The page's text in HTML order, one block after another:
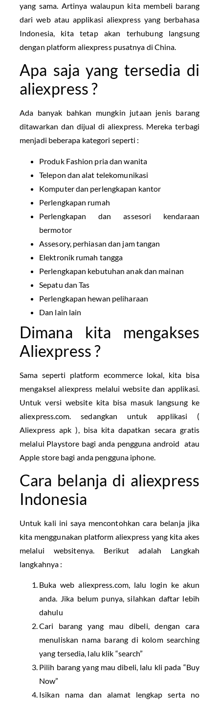
yang sama. Artinya walaupun kita membeli barang
dari web atau applikasi aliexpress yang berbahasa
Indonesia, kita tetap akan terhubung langsung
dengan platform aliexpress pusatnya di China.
Apa saja yang tersedia di
aliexpress ?
Ada banyak bahkan mungkin jutaan jenis barang
ditawarkan dan dijual di aliexpress. Mereka terbagi
menjadi beberapa kategori seperti :
Produk Fashion pria dan wanita
Telepon dan alat telekomunikasi
Komputer dan perlengkapan kantor
Perlengkapan rumah
Perlengkapan dan assesori kendaraan
bermotor
Assesory, perhiasan dan jam tangan
Elektronik rumah tangga
Perlengkapan kebutuhan anak dan mainan
Sepatu dan Tas
Perlengkapan hewan peliharaan
Dan lain lain
Dimana kita mengakses
Aliexpress ?
Sama seperti platform ecommerce lokal, kita bisa
mengaksel aliexpress melalui website dan applikasi.
Untuk versi website kita bisa masuk langsung ke
aliexpress.com. sedangkan untuk applikasi (
Aliexpress apk ), bisa kita dapatkan secara gratis
melalui Playstore bagi anda pengguna android atau
Apple store bagi anda pengguna iphone.
Cara belanja di aliexpress
Indonesia
Untuk kali ini saya mencontohkan cara belanja jika
kita menggunakan platform aliexpress yang kita akes
melalui websitenya. Berikut adalah Langkah
langkahnya :
Buka web aliexpress.com, lalu login ke akun
anda. Jika belum punya, silahkan daftar lebih
dahulu
Cari barang yang mau dibeli, dengan cara
menuliskan nama barang di kolom searching
yang tersedia, lalu klik “search”
Pilih barang yang mau dibeli, lalu kli pada “Buy
Now”
Isikan nama dan alamat lengkap serta no